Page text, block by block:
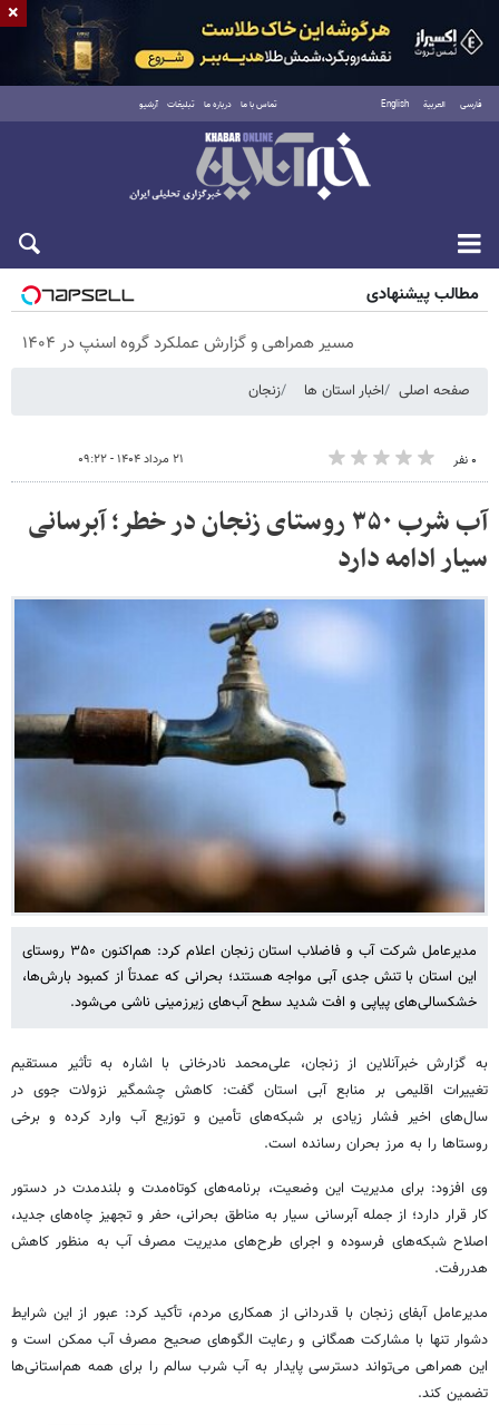
فارسی العربية English تماس با ما درباره ما تبلیغات آرشیو
شنبه ۱۷ مرداد ۱۴۰۵
مطالب پیشنهادی
مسیر همراهی و گزارش عملکرد گروه اسنپ در ۱۴۰۴
صفحه اصلی اخبار استان ها زنجان
۰ نفر ۲۱ مرداد ۱۴۰۴ - ۰۹:۲۲
آب شرب ۳۵۰ روستای زنجان در خطر؛ آبرسانی
سیار ادامه دارد
مدیرعامل شرکت آب و فاضلاب استان زنجان اعلام کرد: هم‌اکنون ۳۵۰ روستای
این استان با تنش جدی آبی مواجه هستند؛ بحرانی که عمدتاً از کمبود بارش‌ها،
خشکسالی‌های پیاپی و افت شدید سطح آب‌های زیرزمینی ناشی می‌شود.
به گزارش خبرآنلاین از زنجان، علی‌محمد نادرخانی با اشاره به تأثیر مستقیم
تغییرات اقلیمی بر منابع آبی استان گفت: کاهش چشمگیر نزولات جوی در
سال‌های اخیر فشار زیادی بر شبکه‌های تأمین و توزیع آب وارد کرده و برخی
روستاها را به مرز بحران رسانده است.
وی افزود: برای مدیریت این وضعیت، برنامه‌های کوتاه‌مدت و بلندمدت در دستور
کار قرار دارد؛ از جمله آبرسانی سیار به مناطق بحرانی، حفر و تجهیز چاه‌های جدید،
اصلاح شبکه‌های فرسوده و اجرای طرح‌های مدیریت مصرف آب به منظور کاهش
هدررفت.
مدیرعامل آبفای زنجان با قدردانی از همکاری مردم، تأکید کرد: عبور از این شرایط
دشوار تنها با مشارکت همگانی و رعایت الگوهای صحیح مصرف آب ممکن است و
این همراهی می‌تواند دسترسی پایدار به آب شرب سالم را برای همه هم‌استانی‌ها
تضمین کند.
×